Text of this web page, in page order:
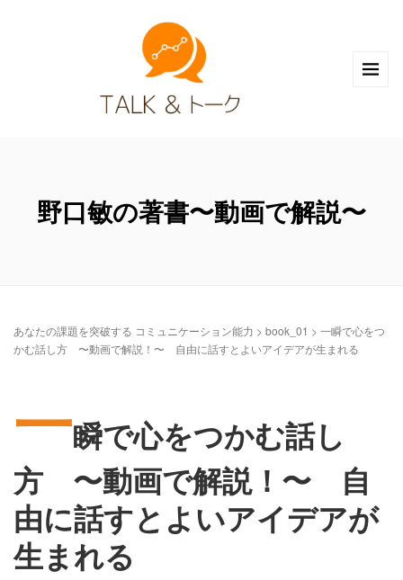
野口敏の著書〜動画で解説〜
あなたの課題を突破する コミュニケーション能力 > book_01 > 一瞬で心をつ
かむ話し方 〜動画で解説！〜 自由に話すとよいアイデアが生まれる
一瞬で心をつかむ話し
方 〜動画で解説！〜 自
由に話すとよいアイデアが
生まれる